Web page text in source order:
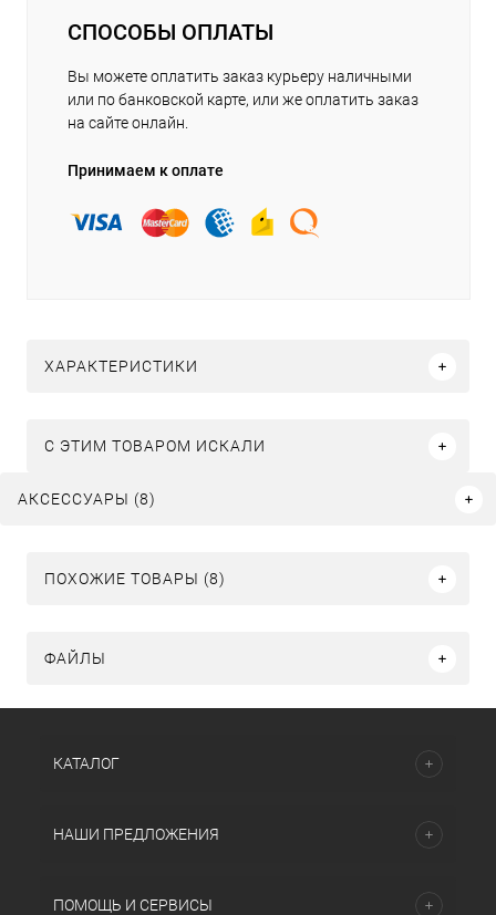
СПОСОБЫ ОПЛАТЫ
Вы можете оплатить заказ курьеру наличными
или по банковской карте, или же оплатить заказ
на сайте онлайн.
Принимаем к оплате
ХАРАКТЕРИСТИКИ
C ЭТИМ ТОВАРОМ ИСКАЛИ
АКСЕССУАРЫ (8)
ПОХОЖИЕ ТОВАРЫ (8)
ФАЙЛЫ
КАТАЛОГ
НАШИ ПРЕДЛОЖЕНИЯ
ПОМОЩЬ И СЕРВИСЫ